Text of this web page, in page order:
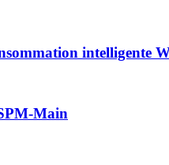
intelligente
Main